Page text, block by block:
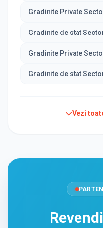
Gradinite Private
Gradinite de stat
Gradinite Private
Gradinite de stat
Vezi